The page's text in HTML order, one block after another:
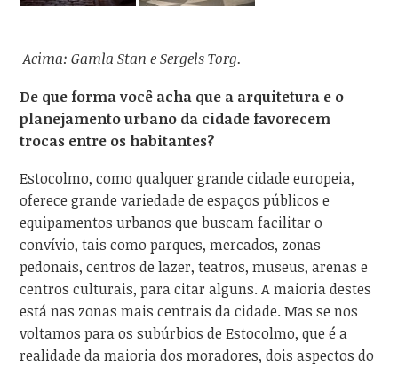
Acima: Gamla Stan e Sergels Torg.
De que forma você acha que a arquitetura e o
planejamento urbano da cidade favorecem
trocas entre os habitantes?
Estocolmo, como qualquer grande cidade europeia,
oferece grande variedade de espaços públicos e
equipamentos urbanos que buscam facilitar o
convívio, tais como parques, mercados, zonas
pedonais, centros de lazer, teatros, museus, arenas e
centros culturais, para citar alguns. A maioria destes
está nas zonas mais centrais da cidade. Mas se nos
voltamos para os subúrbios de Estocolmo, que é a
realidade da maioria dos moradores, dois aspectos do